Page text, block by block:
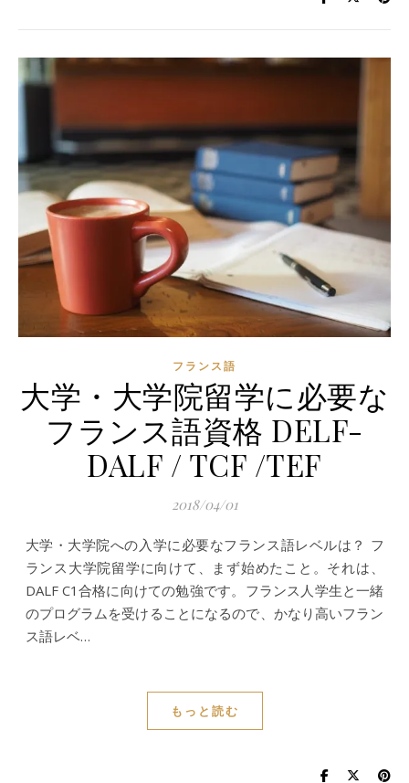
フランス語
大学・大学院留学に必要な
フランス語資格 DELF-
DALF / TCF /TEF
2018/04/01
大学・大学院への入学に必要なフランス語レベルは？ フ
ランス大学院留学に向けて、まず始めたこと。それは、
DALF C1合格に向けての勉強です。フランス人学生と一緒
のプログラムを受けることになるので、かなり高いフラン
ス語レベ…
もっと読む